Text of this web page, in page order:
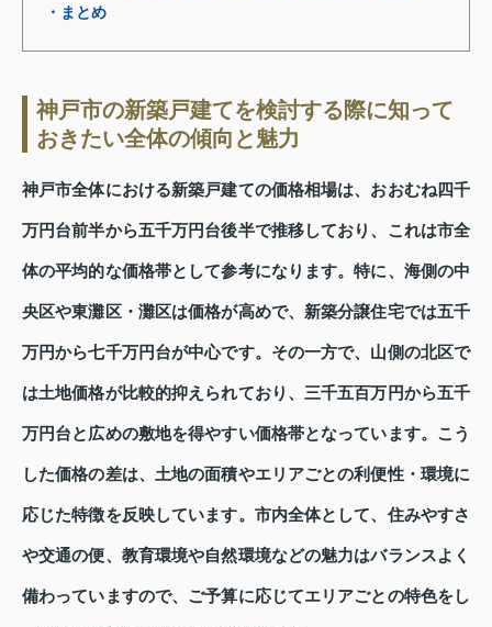
・まとめ
神戸市の新築戸建てを検討する際に知って
おきたい全体の傾向と魅力
神戸市全体における新築戸建ての価格相場は、おおむね四千
万円台前半から五千万円台後半で推移しており、これは市全
体の平均的な価格帯として参考になります。特に、海側の中
央区や東灘区・灘区は価格が高めで、新築分譲住宅では五千
万円から七千万円台が中心です。その一方で、山側の北区で
は土地価格が比較的抑えられており、三千五百万円から五千
万円台と広めの敷地を得やすい価格帯となっています。こう
した価格の差は、土地の面積やエリアごとの利便性・環境に
応じた特徴を反映しています。市内全体として、住みやすさ
や交通の便、教育環境や自然環境などの魅力はバランスよく
備わっていますので、ご予算に応じてエリアごとの特色をし